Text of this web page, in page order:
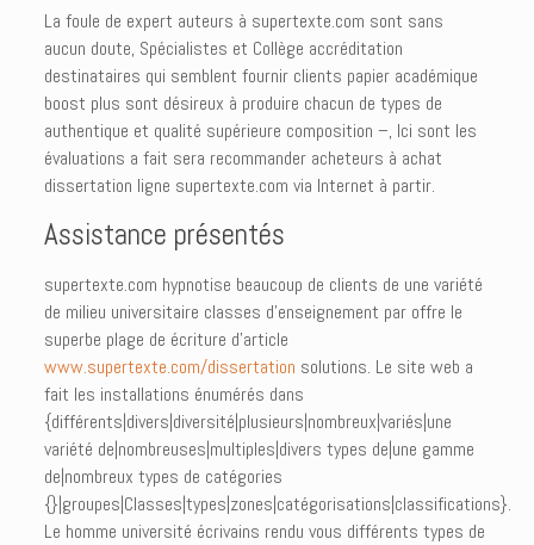
La foule de expert auteurs à supertexte.com sont sans
aucun doute, Spécialistes et Collège accréditation
destinataires qui semblent fournir clients papier académique
boost plus sont désireux à produire chacun de types de
authentique et qualité supérieure composition –, Ici sont les
évaluations a fait sera recommander acheteurs à achat
dissertation ligne supertexte.com via Internet à partir.
Assistance présentés
supertexte.com hypnotise beaucoup de clients de une variété
de milieu universitaire classes d’enseignement par offre le
superbe plage de écriture d’article
www.supertexte.com/dissertation solutions. Le site web a
fait les installations énumérés dans
{différents|divers|diversité|plusieurs|nombreux|variés|une
variété de|nombreuses|multiples|divers types de|une gamme
de|nombreux types de catégories
{}|groupes|Classes|types|zones|catégorisations|classifications}.
Le homme université écrivains rendu vous différents types de